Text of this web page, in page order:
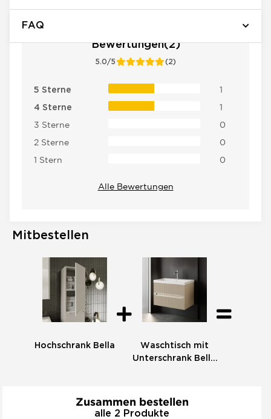
FAQ
Bewertungen(2)
5.0/5 (2)
5 Sterne 1
4 Sterne
1
3 Sterne
0
2 Sterne
0
1 Stern
0
Alle Bewertungen
Mitbestellen
Hochschrank Bella
Waschtisch mit
Unterschrank Bella
Zusammen bestellen
alle 2 Produkte